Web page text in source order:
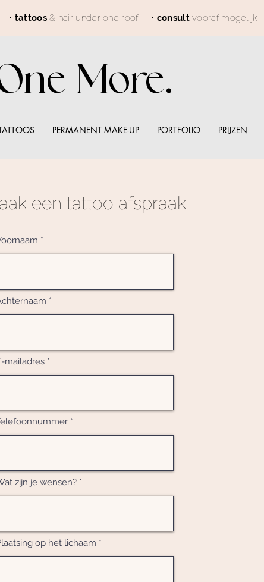
• tattoos& hair under one roof • consultvooraf mogelijk
More.
PERMANENT MAKE-UP PORTFOLIO PRIJZEN
een tattoo afspraak
mailadres
zijn je wensen?
op het lichaam